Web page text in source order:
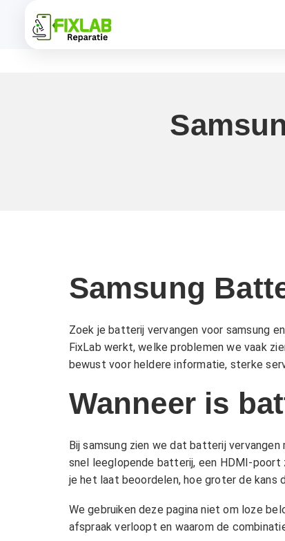
Samsung
Zoek je batterij vervangen voor samsung
FixLab werkt, welke problemen we vaak
bewust voor heldere informatie, sterke
Wanneer is
Bij samsung zien we dat batterij
snel leeglopende batterij, een HDMI-
je het laat beoordelen, hoe groter de
We gebruiken deze pagina niet om loze
afspraak verloopt en waarom de